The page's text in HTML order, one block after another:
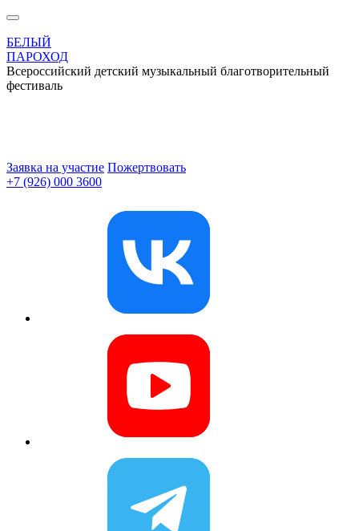
БЕЛЫЙ
ПАРОХОД
Всероссийский детский музыкальный благотворительный
фестиваль
Заявка на участие Пожертвовать
+7 (926) 000 3600